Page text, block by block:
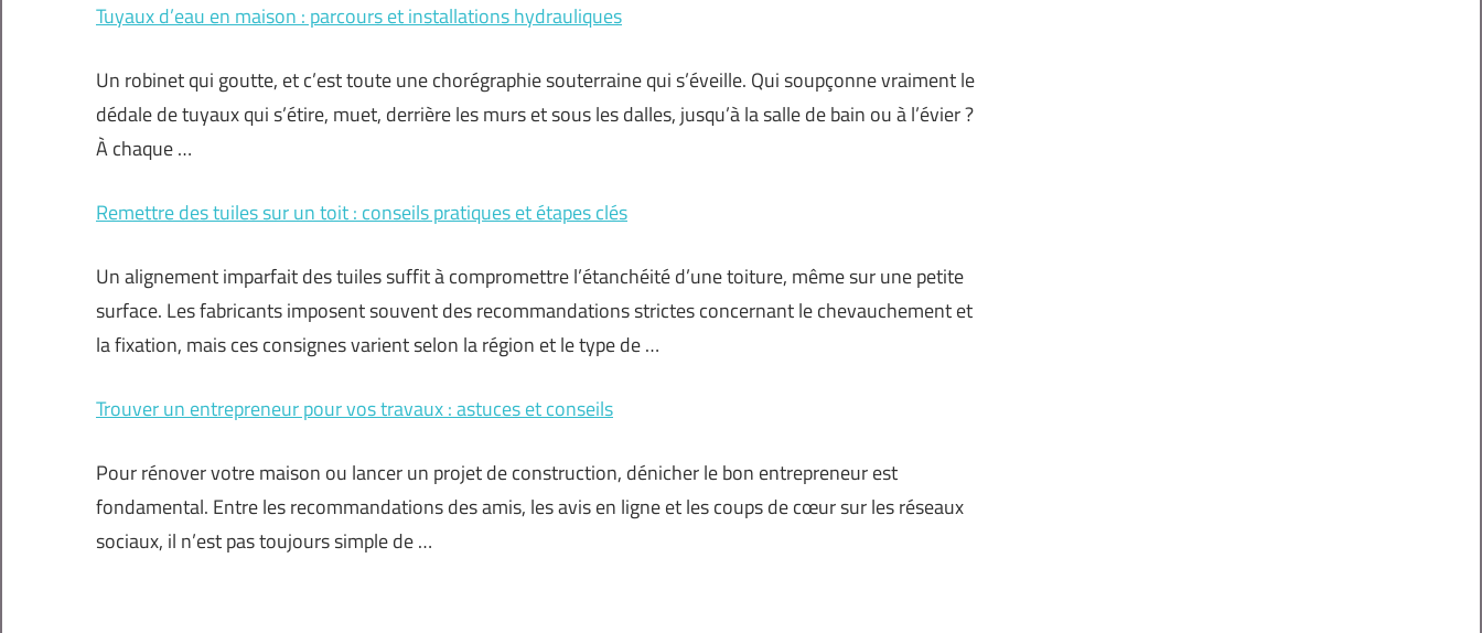
Tuyaux d’eau en maison : parcours et installations hydrauliques
Un robinet qui goutte, et c’est toute une chorégraphie souterraine qui s’éveille. Qui soupçonne vraiment le
dédale de tuyaux qui s’étire, muet, derrière les murs et sous les dalles, jusqu’à la salle de bain ou à l’évier ?
À chaque …
Remettre des tuiles sur un toit : conseils pratiques et étapes clés
Un alignement imparfait des tuiles suffit à compromettre l’étanchéité d’une toiture, même sur une petite
surface. Les fabricants imposent souvent des recommandations strictes concernant le chevauchement et
la fixation, mais ces consignes varient selon la région et le type de …
Trouver un entrepreneur pour vos travaux : astuces et conseils
Pour rénover votre maison ou lancer un projet de construction, dénicher le bon entrepreneur est
fondamental. Entre les recommandations des amis, les avis en ligne et les coups de cœur sur les réseaux
sociaux, il n’est pas toujours simple de …